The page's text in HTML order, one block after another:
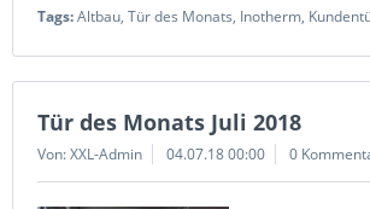
Tags:Altbau, Tür des Monats, Inotherm,
Tür des Monats Juli 2018
Von: XXL-Admin 04.07.18 00:00 0